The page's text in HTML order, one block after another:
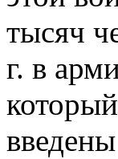
тысяч
г. в